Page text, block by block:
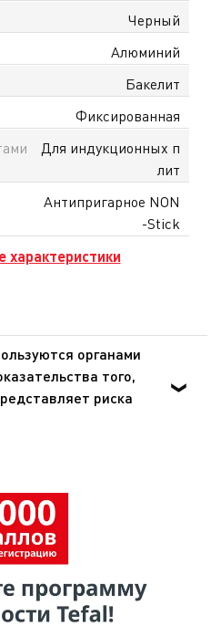
Черный
Алюминий
Бакелит
Фиксированная
Для индукционных п
лит
Антипригарное NON
-Stick
характеристики
органами
того,
риска
органы подтвердили, что
опасности для
в посуде для
агентство по
организация